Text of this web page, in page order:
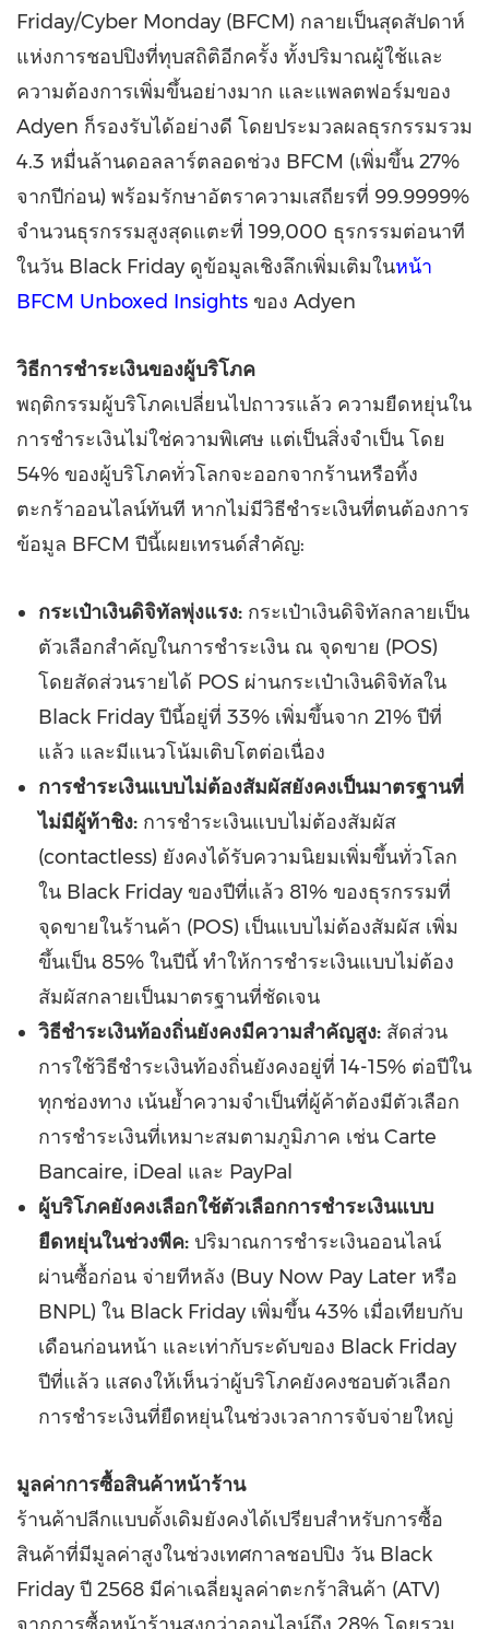
Friday/Cyber Monday (BFCM) กลายเป็นสุดสัปดาห์
แห่งการชอปปิงที่ทุบสถิติอีกครั้ง ทั้งปริมาณผู้ใช้และ
ความต้องการเพิ่มขึ้นอย่างมาก และแพลตฟอร์มของ
Adyen ก็รองรับได้อย่างดี โดยประมวลผลธุรกรรมรวม
4.3 หมื่นล้านดอลลาร์ตลอดช่วง BFCM (เพิ่มขึ้น 27%
จากปีก่อน) พร้อมรักษาอัตราความเสถียรที่ 99.9999%
จำนวนธุรกรรมสูงสุดแตะที่ 199,000 ธุรกรรมต่อนาที
ในวัน Black Friday ดูข้อมูลเชิงลึกเพิ่มเติมในหน้า
BFCM Unboxed Insights ของ Adyen
วิธีการชำระเงินของผู้บริโภค
พฤติกรรมผู้บริโภคเปลี่ยนไปถาวรแล้ว ความยืดหยุ่นใน
การชำระเงินไม่ใช่ความพิเศษ แต่เป็นสิ่งจำเป็น โดย
54% ของผู้บริโภคทั่วโลกจะออกจากร้านหรือทิ้ง
ตะกร้าออนไลน์ทันที หากไม่มีวิธีชำระเงินที่ตนต้องการ
ข้อมูล BFCM ปีนี้เผยเทรนด์สำคัญ:
กระเป๋าเงินดิจิทัลพุ่งแรง: กระเป๋าเงินดิจิทัลกลายเป็น
ตัวเลือกสำคัญในการชำระเงิน ณ จุดขาย (POS)
โดยสัดส่วนรายได้ POS ผ่านกระเป๋าเงินดิจิทัลใน
Black Friday ปีนี้อยู่ที่ 33% เพิ่มขึ้นจาก 21% ปีที่
แล้ว และมีแนวโน้มเติบโตต่อเนื่อง
การชำระเงินแบบไม่ต้องสัมผัสยังคงเป็นมาตรฐานที่
ไม่มีผู้ท้าชิง: การชำระเงินแบบไม่ต้องสัมผัส
(contactless) ยังคงได้รับความนิยมเพิ่มขึ้นทั่วโลก
ใน Black Friday ของปีที่แล้ว 81% ของธุรกรรมที่
จุดขายในร้านค้า (POS) เป็นแบบไม่ต้องสัมผัส เพิ่ม
ขึ้นเป็น 85% ในปีนี้ ทำให้การชำระเงินแบบไม่ต้อง
สัมผัสกลายเป็นมาตรฐานที่ชัดเจน
วิธีชำระเงินท้องถิ่นยังคงมีความสำคัญสูง: สัดส่วน
การใช้วิธีชำระเงินท้องถิ่นยังคงอยู่ที่ 14-15% ต่อปีใน
ทุกช่องทาง เน้นย้ำความจำเป็นที่ผู้ค้าต้องมีตัวเลือก
การชำระเงินที่เหมาะสมตามภูมิภาค เช่น Carte
Bancaire, iDeal และ PayPal
ผู้บริโภคยังคงเลือกใช้ตัวเลือกการชำระเงินแบบ
ยืดหยุ่นในช่วงพีค: ปริมาณการชำระเงินออนไลน์
ผ่านซื้อก่อน จ่ายทีหลัง (Buy Now Pay Later หรือ
BNPL) ใน Black Friday เพิ่มขึ้น 43% เมื่อเทียบกับ
เดือนก่อนหน้า และเท่ากับระดับของ Black Friday
ปีที่แล้ว แสดงให้เห็นว่าผู้บริโภคยังคงชอบตัวเลือก
การชำระเงินที่ยืดหยุ่นในช่วงเวลาการจับจ่ายใหญ่
มูลค่าการซื้อสินค้าหน้าร้าน
ร้านค้าปลีกแบบดั้งเดิมยังคงได้เปรียบสำหรับการซื้อ
สินค้าที่มีมูลค่าสูงในช่วงเทศกาลชอปปิง วัน Black
Friday ปี 2568 มีค่าเฉลี่ยมูลค่าตะกร้าสินค้า (ATV)